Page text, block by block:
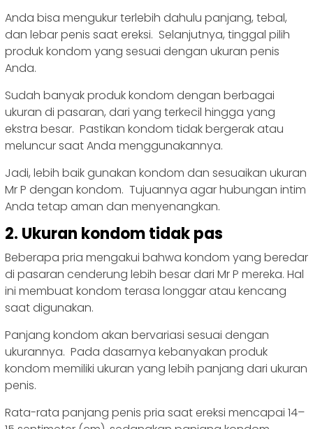
Anda bisa mengukur terlebih dahulu panjang, tebal,
dan lebar penis saat ereksi. Selanjutnya, tinggal pilih
produk kondom yang sesuai dengan ukuran penis
Anda.
Sudah banyak produk kondom dengan berbagai
ukuran di pasaran, dari yang terkecil hingga yang
ekstra besar. Pastikan kondom tidak bergerak atau
meluncur saat Anda menggunakannya.
Jadi, lebih baik gunakan kondom dan sesuaikan ukuran
Mr P dengan kondom. Tujuannya agar hubungan intim
Anda tetap aman dan menyenangkan.
2. Ukuran kondom tidak pas
Beberapa pria mengakui bahwa kondom yang beredar
di pasaran cenderung lebih besar dari Mr P mereka. Hal
ini membuat kondom terasa longgar atau kencang
saat digunakan.
Panjang kondom akan bervariasi sesuai dengan
ukurannya. Pada dasarnya kebanyakan produk
kondom memiliki ukuran yang lebih panjang dari ukuran
penis.
Rata-rata panjang penis pria saat ereksi mencapai 14–